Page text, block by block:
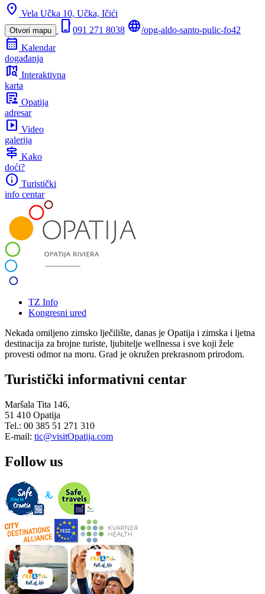
location_on Vela Učka 10, Učka, Ičići
Otvori mapu phone_iphone 091 271 8038 language/opg-aldo-santo-pulic-fo42
calendar_month Kalendar
događanja
map_search Interaktivna
karta
article_person Opatija
adresar
slideshow Video
galerija
signpost Kako
doći?
info Turistički
info centar
TZ Info
Kongresni ured
Nekada omiljeno zimsko lječilište, danas je Opatija i zimska i ljetna
destinacija za brojne turiste, ljubitelje wellnessa i sve koji žele
provesti odmor na moru. Grad je okružen prekrasnom prirodom.
Turistički informativni centar
Maršala Tita 146,
51 410 Opatija
Tel.: 00 385 51 271 310
E-mail: tic@visitOpatija.com
Follow us